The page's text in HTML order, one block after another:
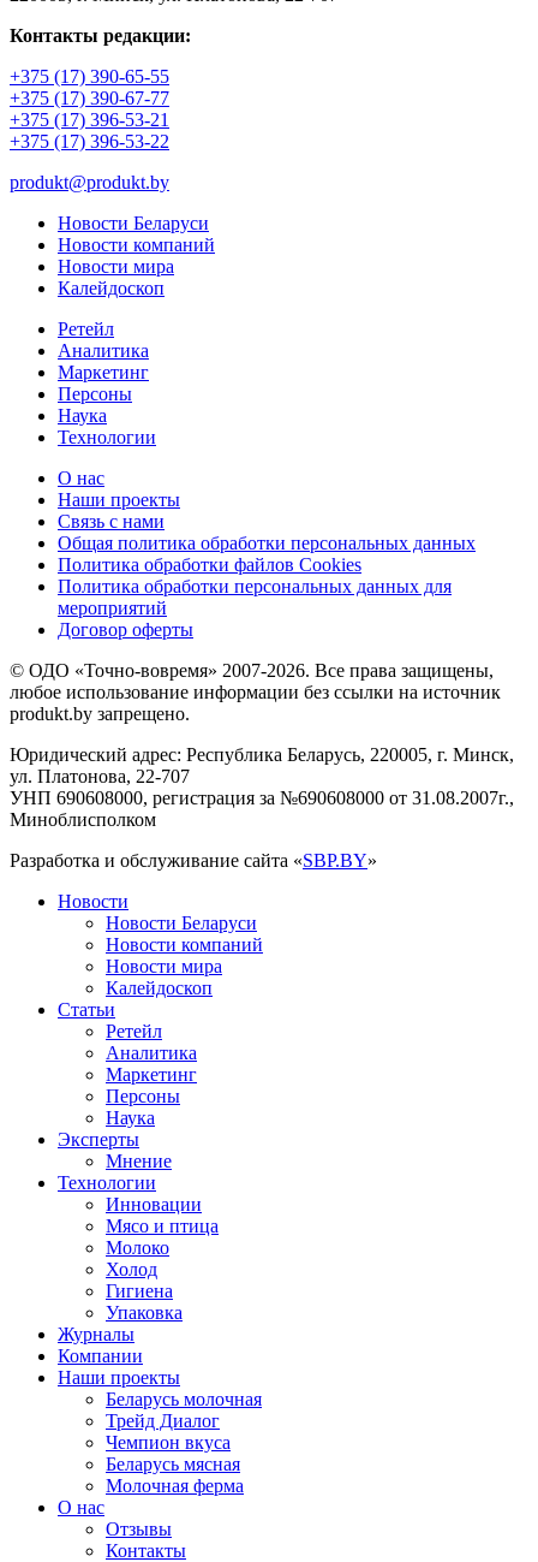
Контакты редакции:
+375 (17) 390-65-55
+375 (17) 390-67-77
+375 (17) 396-53-21
+375 (17) 396-53-22
produkt@produkt.by
Новости Беларуси
Новости компаний
Новости мира
Калейдоскоп
Ретейл
Аналитика
Маркетинг
Персоны
Наука
Технологии
О нас
Наши проекты
Связь с нами
Общая политика обработки персональных данных
Политика обработки файлов Cookies
Политика обработки персональных данных для
мероприятий
Договор оферты
© ОДО «Точно-вовремя» 2007-2026. Все права защищены,
любое использование информации без ссылки на источник
produkt.by запрещено.
Юридический адрес: Республика Беларусь, 220005, г. Минск,
ул. Платонова, 22-707
УНП 690608000, регистрация за №690608000 от 31.08.2007г.,
Миноблисполком
Разработка и обслуживание сайта «SBP.BY»
Новости
Новости Беларуси
Новости компаний
Новости мира
Калейдоскоп
Статьи
Ретейл
Аналитика
Маркетинг
Персоны
Наука
Эксперты
Мнение
Технологии
Инновации
Мясо и птица
Молоко
Холод
Гигиена
Упаковка
Журналы
Компании
Наши проекты
Беларусь молочная
Трейд Диалог
Чемпион вкуса
Беларусь мясная
Молочная ферма
О нас
Отзывы
Контакты